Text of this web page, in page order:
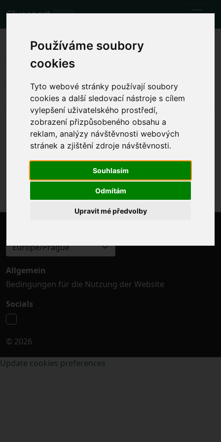
Používáme soubory
cookies
Tyto webové stránky používají soubory
cookies a další sledovací nástroje s cílem
vylepšení uživatelského prostředí,
zobrazení přizpůsobeného obsahu a
reklam, analýzy návštěvnosti webových
stránek a zjištění zdroje návštěvnosti.
Souhlasím
Odmítám
Upravit mé předvolby
Cluesport BETA
Die besten Flugtarife und
Tickets für das Fußballspiel
Atalanta gegen Cagliari.
Spiele 24.9.2023 Atalanta - Cagliari
Lokale Spielzeit anzeigen
So. 24.9.2023 die Zeit wird festgelegt
Gewiss Stadium, Bergamo (Italy)
Serie A
Das Ereignis ist bereits eingetreten. Sie können
jedoch ein anderes Ereignis versuchen.
Zeitzone auswählen
Europe/Prague
Allgemein
Bedingungen für die Nutzung der Website
Socials
© 2026
Update cookies preferences